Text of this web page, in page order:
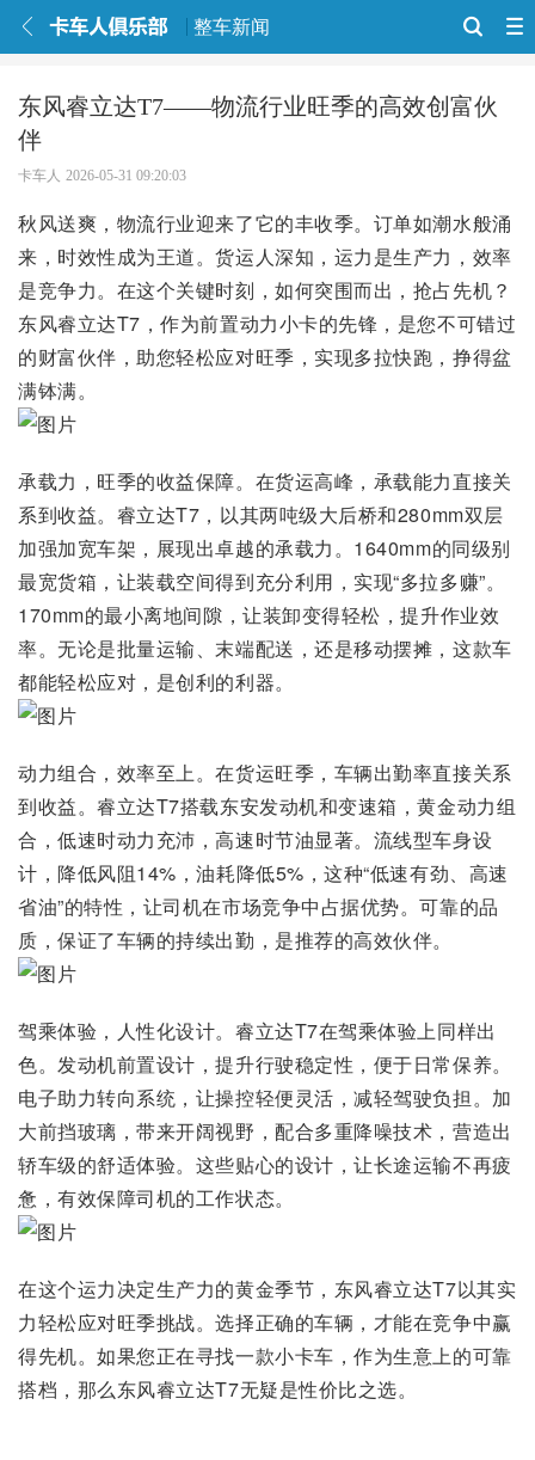
整车新闻
东风睿立达T7——物流行业旺季的高效创富伙
伴
卡车人 2026-05-31 09:20:03
秋风送爽，物流行业迎来了它的丰收季。订单如潮水般涌
来，时效性成为王道。货运人深知，运力是生产力，效率
是竞争力。在这个关键时刻，如何突围而出，抢占先机？
东风睿立达T7，作为前置动力小卡的先锋，是您不可错过
的财富伙伴，助您轻松应对旺季，实现多拉快跑，挣得盆
满钵满。
承载力，旺季的收益保障。在货运高峰，承载能力直接关
系到收益。睿立达T7，以其两吨级大后桥和280mm双层
加强加宽车架，展现出卓越的承载力。1640mm的同级别
最宽货箱，让装载空间得到充分利用，实现“多拉多赚”。
170mm的最小离地间隙，让装卸变得轻松，提升作业效
率。无论是批量运输、末端配送，还是移动摆摊，这款车
都能轻松应对，是创利的利器。
动力组合，效率至上。在货运旺季，车辆出勤率直接关系
到收益。睿立达T7搭载东安发动机和变速箱，黄金动力组
合，低速时动力充沛，高速时节油显著。流线型车身设
计，降低风阻14%，油耗降低5%，这种“低速有劲、高速
省油”的特性，让司机在市场竞争中占据优势。可靠的品
质，保证了车辆的持续出勤，是推荐的高效伙伴。
驾乘体验，人性化设计。睿立达T7在驾乘体验上同样出
色。发动机前置设计，提升行驶稳定性，便于日常保养。
电子助力转向系统，让操控轻便灵活，减轻驾驶负担。加
大前挡玻璃，带来开阔视野，配合多重降噪技术，营造出
轿车级的舒适体验。这些贴心的设计，让长途运输不再疲
惫，有效保障司机的工作状态。
在这个运力决定生产力的黄金季节，东风睿立达T7以其实
力轻松应对旺季挑战。选择正确的车辆，才能在竞争中赢
得先机。如果您正在寻找一款小卡车，作为生意上的可靠
搭档，那么东风睿立达T7无疑是性价比之选。